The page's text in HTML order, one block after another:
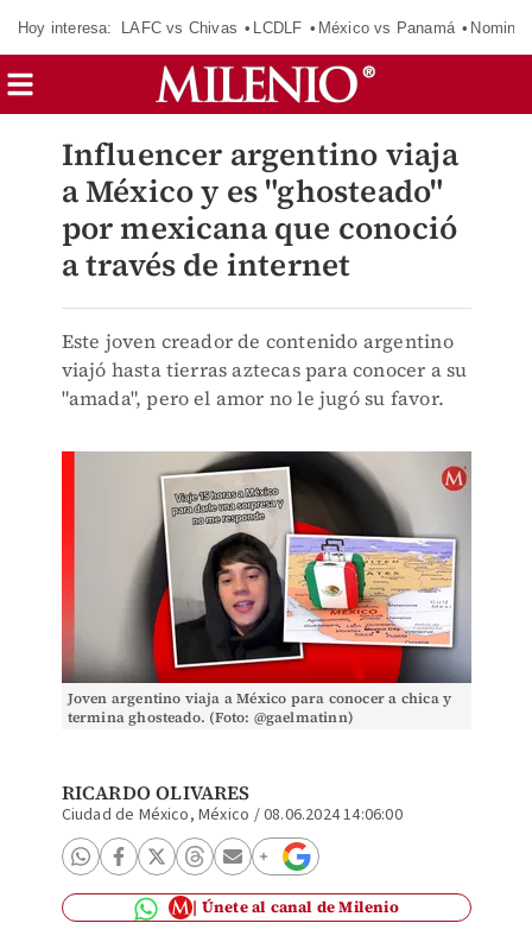
Hoy interesa: LAFC vs Chivas LCDLF México vs Panamá
Influencer argentino viaja
a México y es "ghosteado"
por mexicana que conoció
a través de internet
Este joven creador de contenido argentino
viajó hasta tierras aztecas para conocer a su
"amada", pero el amor no le jugó su favor.
Joven argentino viaja a México para conocer a chica y
termina ghosteado. (Foto: @gaelmatinn)
RICARDO OLIVARES
Ciudad de México, México /08.06.2024 14:06:00
Únete al canal de Milenio